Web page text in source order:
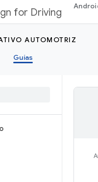
for Driving
AUTOMOTRIZ
Guías